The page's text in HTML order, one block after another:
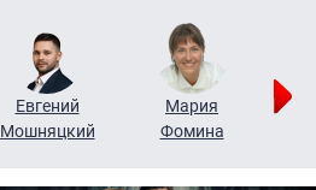
Евгений
Мошняцкий
Мария
Фомина